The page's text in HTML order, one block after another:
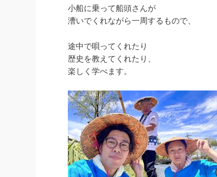
小船に乗って船頭さんが
漕いでくれながら一周するもので、
途中で唄ってくれたり
歴史を教えてくれたり、
楽しく学べます。